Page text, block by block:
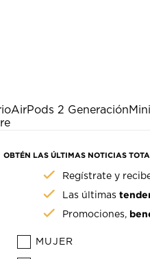
AirPods 2 Generación
OBTÉN LAS ÚLTIMAS NOTICIAS
Regístrate y
Las últimas
Promociones,
MUJER